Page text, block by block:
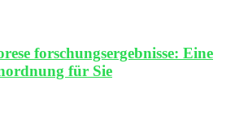
forschungsergebnisse: Eine
für Sie